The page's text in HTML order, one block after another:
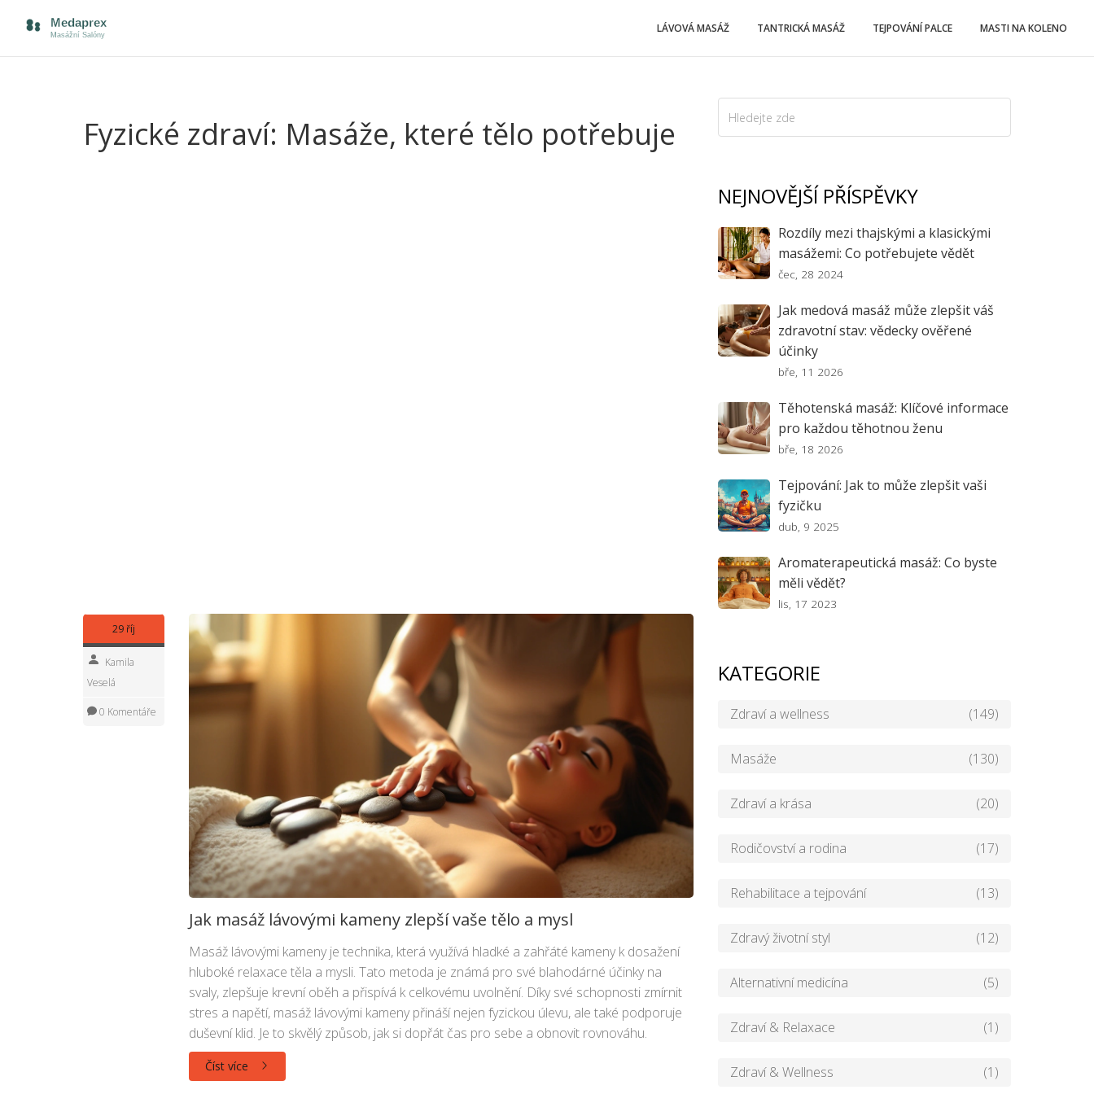
LÁVOVÁ MASÁŽ TANTRICKÁ MASÁŽ TEJPOVÁNÍ PALCE MASTI NA KOLENO
Fyzické zdraví: Masáže, které tělo potřebuje
29 říj
Kamila
Veselá
0 Komentáře
Jak masáž lávovými kameny zlepší vaše tělo a mysl
Masáž lávovými kameny je technika, která využívá hladké a zahřáté kameny k dosažení
hluboké relaxace těla a mysli. Tato metoda je známá pro své blahodárné účinky na
svaly, zlepšuje krevní oběh a přispívá k celkovému uvolnění. Díky své schopnosti zmírnit
stres a napětí, masáž lávovými kameny přináší nejen fyzickou úlevu, ale také podporuje
duševní klid. Je to skvělý způsob, jak si dopřát čas pro sebe a obnovit rovnováhu.
Číst více
NEJNOVĚJŠÍ PŘÍSPĚVKY
Rozdíly mezi thajskými a klasickými
masážemi: Co potřebujete vědět
čec, 28 2024
Jak medová masáž může zlepšit váš
zdravotní stav: vědecky ověřené
účinky
bře, 11 2026
Těhotenská masáž: Klíčové informace
pro každou těhotnou ženu
bře, 18 2026
Tejpování: Jak to může zlepšit vaši
fyzičku
dub, 9 2025
Aromaterapeutická masáž: Co byste
měli vědět?
lis, 17 2023
KATEGORIE
Zdraví a wellness (149)
Masáže (130)
Zdraví a krása (20)
Rodičovství a rodina (17)
Rehabilitace a tejpování (13)
Zdravý životní styl (12)
Alternativní medicína (5)
Zdraví & Relaxace (1)
Zdraví & Wellness (1)